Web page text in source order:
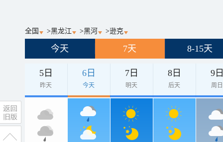
全国 >黑龙江 >黑河 >逊克
今天 7天 8-15天
5日
昨天
6日
今天
7日
明天
8日
后天
9
周日